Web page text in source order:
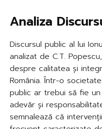
Analiza
Discursul public al lui
analizat de C.T.
despre calitatea și
România. Într-o
public ar trebui să fie
adevăr și
semnalează că